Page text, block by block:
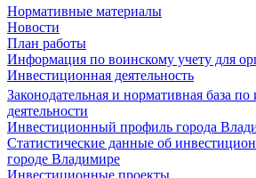
Нормативные материалы
Новости
План работы
Информация по воинскому учету для
Инвестиционная деятельность
Законодательная и нормативная база
деятельности
Инвестиционный профиль города
Статистические данные об
городе Владимире
Инвестиционные проекты